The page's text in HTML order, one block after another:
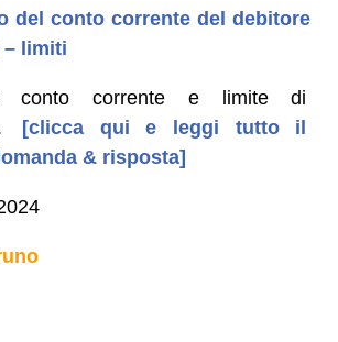
del conto corrente del debitore
– limiti
conto corrente e limite di
[clicca qui e leggi tutto il
& risposta]